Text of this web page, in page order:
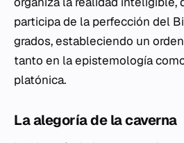
participa de la perfección del
grados, estableciendo un
tanto en la epistemología
platónica.
La alegoría de la caverna